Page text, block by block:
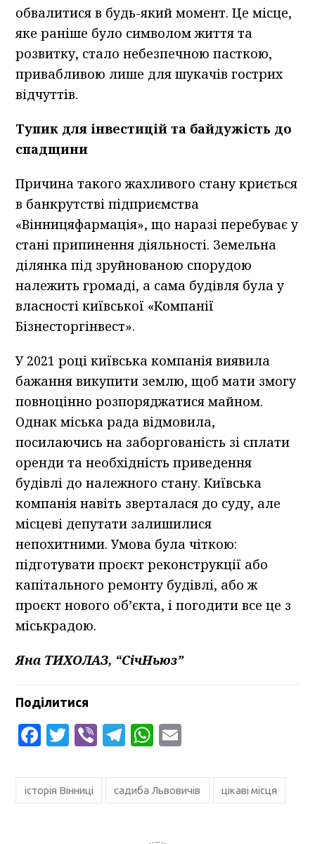
обвалитися в будь-який момент. Це місце,
яке раніше було символом життя та
розвитку, стало небезпечною пасткою,
привабливою лише для шукачів гострих
відчуттів.
Тупик для інвестицій та байдужість до
спадщини
Причина такого жахливого стану криється
в банкрутстві підприємства
«Вінницяфармація», що наразі перебуває у
стані припинення діяльності. Земельна
ділянка під зруйнованою спорудою
належить громаді, а сама будівля була у
власності київської «Компанії
Бізнесторгінвест».
У 2021 році київська компанія виявила
бажання викупити землю, щоб мати змогу
повноцінно розпоряджатися майном.
Однак міська рада відмовила,
посилаючись на заборгованість зі сплати
оренди та необхідність приведення
будівлі до належного стану. Київська
компанія навіть зверталася до суду, але
місцеві депутати залишилися
непохитними. Умова була чіткою:
підготувати проєкт реконструкції або
капітального ремонту будівлі, або ж
проєкт нового об’єкта, і погодити все це з
міськрадою.
Яна ТИХОЛАЗ, “СічНьюз”
Поділитися
Facebook
Twitter
ViberTelegram
WhatsApp
історія Вінниці садиба Львовичів цікаві місця